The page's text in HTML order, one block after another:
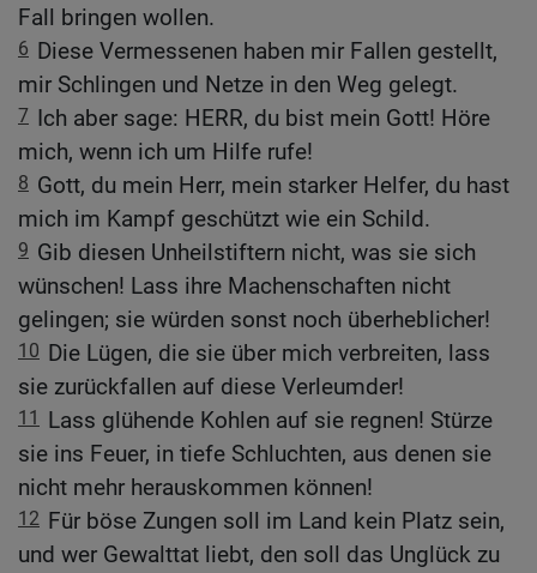
Fall bringen wollen.
6 Diese Vermessenen haben mir Fallen gestellt,
mir Schlingen und Netze in den Weg gelegt.
7 Ich aber sage: HERR, du bist mein Gott! Höre
mich, wenn ich um Hilfe rufe!
8 Gott, du mein Herr, mein starker Helfer, du hast
mich im Kampf geschützt wie ein Schild.
9 Gib diesen Unheilstiftern nicht, was sie sich
wünschen! Lass ihre Machenschaften nicht
gelingen; sie würden sonst noch überheblicher!
10 Die Lügen, die sie über mich verbreiten, lass
sie zurückfallen auf diese Verleumder!
11
Lass glühende Kohlen auf sie regnen! Stürze
sie ins Feuer, in tiefe Schluchten, aus denen sie
nicht mehr herauskommen können!
12 Für böse Zungen soll im Land kein Platz sein,
und wer Gewalttat liebt, den soll das Unglück zu